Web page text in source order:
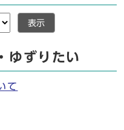
表示
ゆずりたい
て